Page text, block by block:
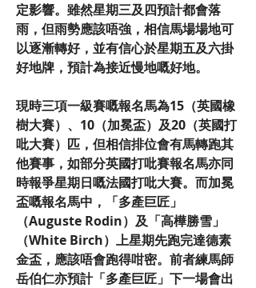
定影響。雖然星期三及四預計都會落
雨，但雨勢應該唔強，相信馬場場地可
以逐漸轉好，並有信心於星期五及六掛
好地牌，預計為接近慢地嘅好地。
現時三項一級賽嘅報名馬為15（英國橡
樹大賽）、10（加冕盃）及20（英國打
吡大賽）匹，但相信排位會有馬轉跑其
他賽事，如部分英國打吡賽報名馬亦同
時報爭星期日嘅法國打吡大賽。而加冕
盃嘅報名馬中，「多產巨匠」
（Auguste Rodin）及「高樺勝雪」
（White Birch）上星期先跑完達德素
金盃，應該唔會跑得咁密。前者練馬師
岳伯仁亦預計「多產巨匠」下一場會出